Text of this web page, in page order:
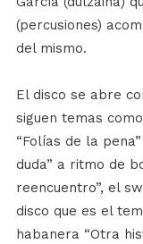
(percusiones)
del mismo.
El disco se abre
siguen temas
“Folías de la
duda” a ritmo de
reencuentro”, el
disco que es el
habanera “Otra